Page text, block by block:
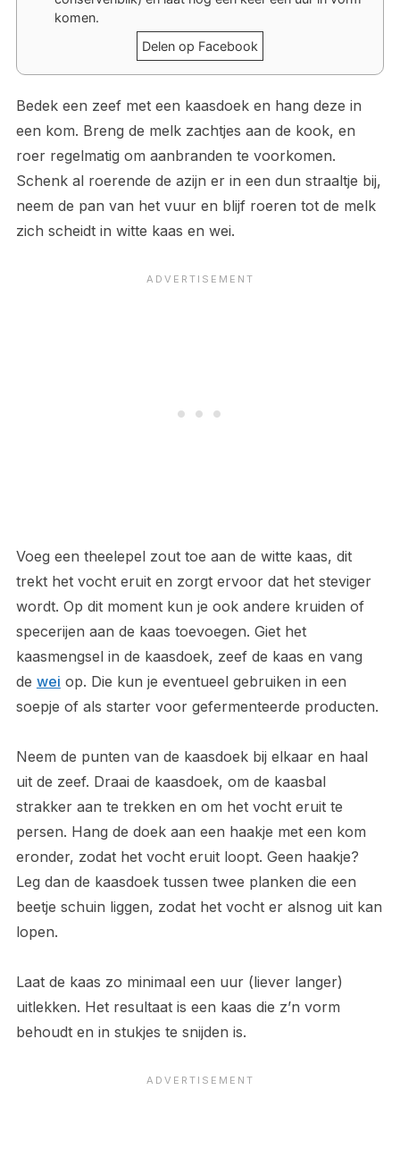
komen.
Delen op Facebook
Bedek een zeef met een kaasdoek en hang deze in
een kom. Breng de melk zachtjes aan de kook, en
roer regelmatig om aanbranden te voorkomen.
Schenk al roerende de azijn er in een dun straaltje bij,
neem de pan van het vuur en blijf roeren tot de melk
zich scheidt in witte kaas en wei.
Voeg een theelepel zout toe aan de witte kaas, dit
trekt het vocht eruit en zorgt ervoor dat het steviger
wordt. Op dit moment kun je ook andere kruiden of
specerijen aan de kaas toevoegen. Giet het
kaasmengsel in de kaasdoek, zeef de kaas en vang
de wei op. Die kun je eventueel gebruiken in een
soepje of als starter voor gefermenteerde producten.
Neem de punten van de kaasdoek bij elkaar en haal
uit de zeef. Draai de kaasdoek, om de kaasbal
strakker aan te trekken en om het vocht eruit te
persen. Hang de doek aan een haakje met een kom
eronder, zodat het vocht eruit loopt. Geen haakje?
Leg dan de kaasdoek tussen twee planken die een
beetje schuin liggen, zodat het vocht er alsnog uit kan
lopen.
Laat de kaas zo minimaal een uur (liever langer)
uitlekken. Het resultaat is een kaas die z’n vorm
behoudt en in stukjes te snijden is.